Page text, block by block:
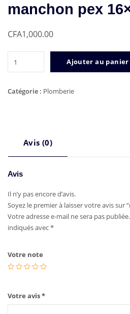
manchon pex
CFA1,000.00
pex
Ajouter au panier
Catégorie : Plomberie
Avis (0)
Avis
Il n’y pas encore d’avis.
Soyez le premier à laisser votre avis sur
Votre adresse e-mail ne sera pas publiée.
indiqués avec*
Votre note
Votre avis*